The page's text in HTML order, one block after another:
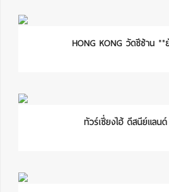
HONG KONG วัดซีซ้าน **
ทัวร์เซี่ยงไฮ้ ดีสนีย์แลน